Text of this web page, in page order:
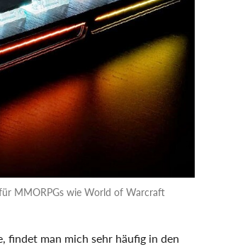
MMORPGs wie World of Warcraft
findet man mich sehr häufig in den